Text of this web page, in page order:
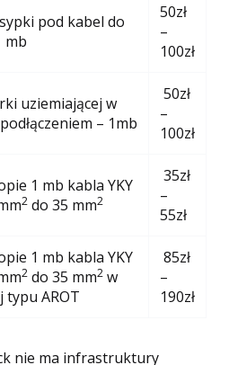
pod kabel do
mb
50zł
–
100zł
uziemiającej w
– 1mb
50zł
–
100zł
1 mb kabla YKY
2 do 35 mm2
35zł
–
55zł
1 mb kabla YKY
2 do 35 mm2 w
typu AROT
85zł
–
190zł
nie ma infrastruktury